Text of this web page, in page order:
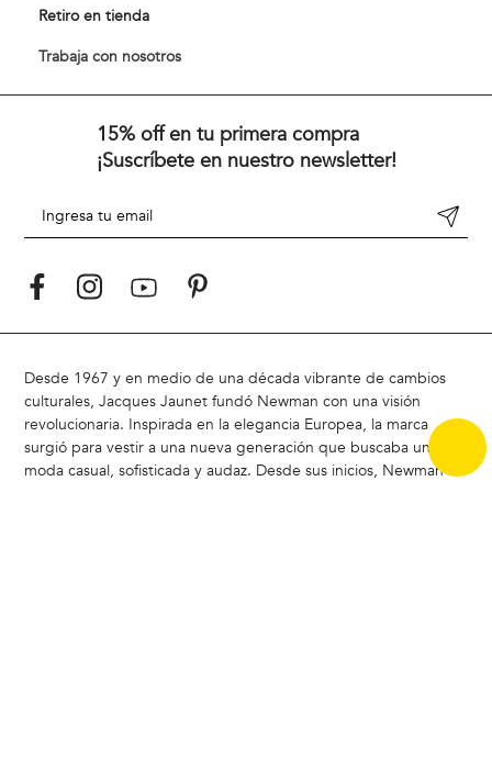
Retiro en tienda
Trabaja con nosotros
15% off en tu primera compra
¡Suscríbete en nuestro newsletter!
Desde 1967 y en medio de una década vibrante de cambios
culturales, Jacques Jaunet fundó Newman con una visión
revolucionaria. Inspirada en la elegancia Europea, la marca
surgió para vestir a una nueva generación que buscaba una
moda casual, sofisticada y audaz. Desde sus inicios, Newman ha